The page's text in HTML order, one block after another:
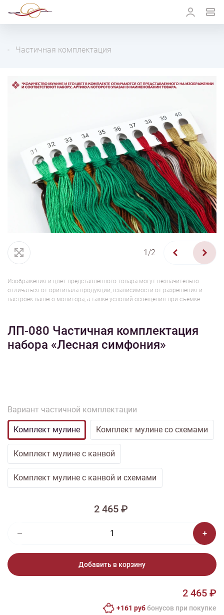
Частичная комплектация
1/2
Изображения и цвет представленного товара могут незначительно
отличаться от оригинала продукции, взависимости от разрешения и
настроек вашего монитора, а также условий освещения при съемке
ЛП-080 Частичная комплектация
набора «Лесная симфония»
Вариант частичной комплектации
Комплект мулине Комплект мулине со схемами
Комплект мулине с канвой
Комплект мулине с канвой и схемами
2 465 ₽
Добавить в корзину
2 465 ₽
+161 руббонусов при покупке